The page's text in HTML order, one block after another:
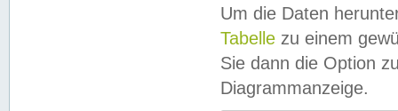
Um die Daten
Tabelle zu einem
Sie dann die Option
Diagrammanzeige.